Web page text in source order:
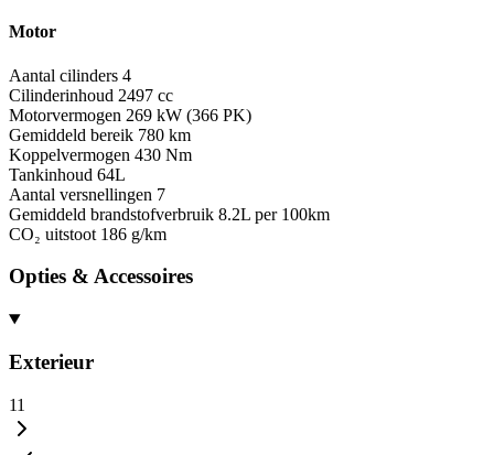
Motor
Aantal cilinders 4
Cilinderinhoud 2497 cc
Motorvermogen 269 kW (366 PK)
Gemiddeld bereik 780 km
Koppelvermogen 430 Nm
Tankinhoud 64L
Aantal versnellingen 7
Gemiddeld brandstofverbruik 8.2L per 100km
CO₂ uitstoot 186 g/km
Opties & Accessoires
Exterieur
11